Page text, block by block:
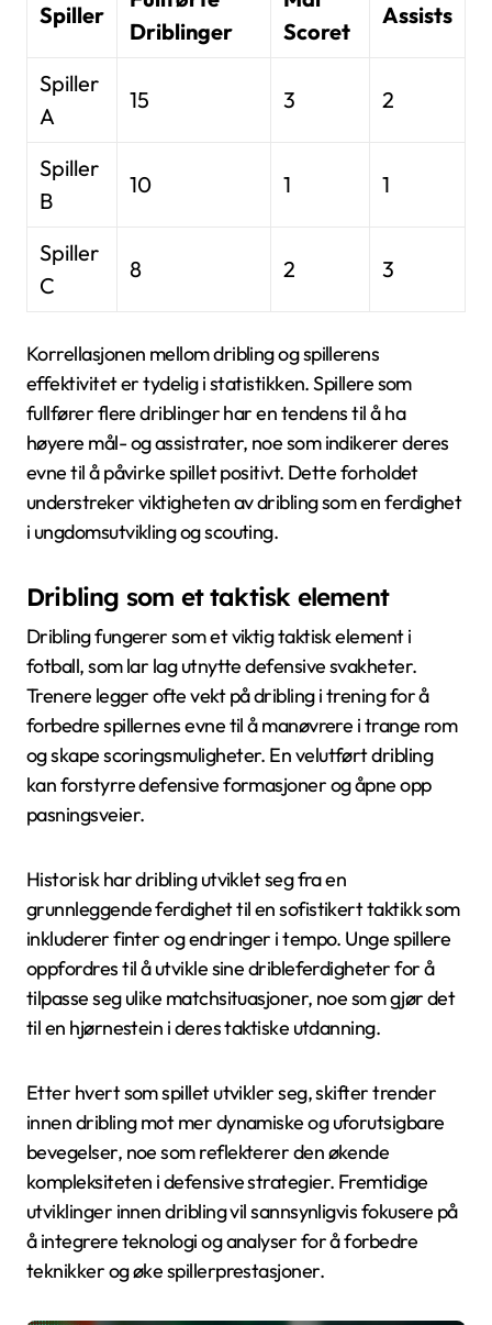
Spiller
Driblinger
Scoret
Assists
Spiller
A
15 3 2
Spiller
B
10 1 1
Spiller
C
8 2 3
Korrellasjonen mellom dribling og spillerens
effektivitet er tydelig i statistikken. Spillere som
fullfører flere driblinger har en tendens til å ha
høyere mål- og assistrater, noe som indikerer deres
evne til å påvirke spillet positivt. Dette forholdet
understreker viktigheten av dribling som en ferdighet
i ungdomsutvikling og scouting.
Dribling som et taktisk element
Dribling fungerer som et viktig taktisk element i
fotball, som lar lag utnytte defensive svakheter.
Trenere legger ofte vekt på dribling i trening for å
forbedre spillernes evne til å manøvrere i trange rom
og skape scoringsmuligheter. En velutført dribling
kan forstyrre defensive formasjoner og åpne opp
pasningsveier.
Historisk har dribling utviklet seg fra en
grunnleggende ferdighet til en sofistikert taktikk som
inkluderer finter og endringer i tempo. Unge spillere
oppfordres til å utvikle sine dribleferdigheter for å
tilpasse seg ulike matchsituasjoner, noe som gjør det
til en hjørnestein i deres taktiske utdanning.
Etter hvert som spillet utvikler seg, skifter trender
innen dribling mot mer dynamiske og uforutsigbare
bevegelser, noe som reflekterer den økende
kompleksiteten i defensive strategier. Fremtidige
utviklinger innen dribling vil sannsynligvis fokusere på
å integrere teknologi og analyser for å forbedre
teknikker og øke spillerprestasjoner.